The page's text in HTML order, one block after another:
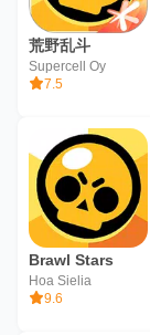
荒野乱斗
Supercell Oy
7.5
Brawl Stars
Hoa Sielia
9.6